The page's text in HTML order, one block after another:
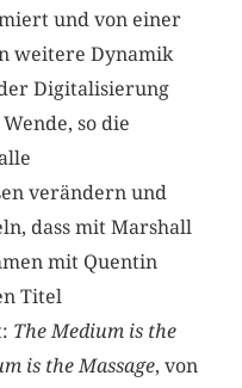
und von einer
weitere Dynamik
Digitalisierung
so die
verändern und
dass mit Marshall
mit Quentin
Titel
The Medium is the
is the Massage, von